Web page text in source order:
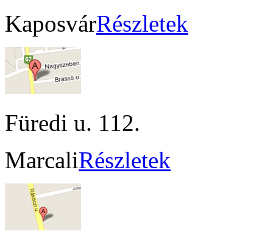
KaposvárRészletek
Füredi u. 112.
MarcaliRészletek